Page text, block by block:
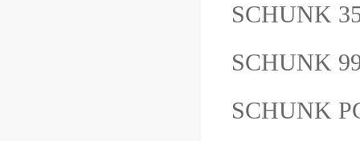
SCHUNK
SCHUNK
SCHUNK